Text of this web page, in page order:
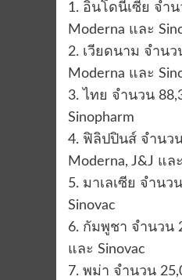
1. อินโดนีเซีย จำน
Moderna และ
2. เวียดนาม จำนว
Moderna และ
3. ไทย จำนวน
Sinopharm
4. ฟิลิปปินส์ จำนวน
Moderna, J&J แล
5. มาเลเซีย จำนว
Sinovac
6. กัมพูชา จำนวน
และ Sinovac
7. พม่า จำนวน